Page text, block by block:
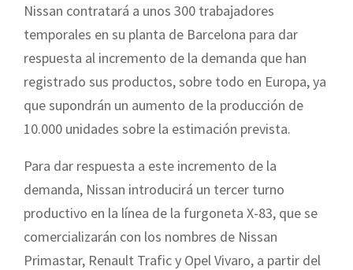
Nissan contratará a unos 300 trabajadores
temporales en su planta de Barcelona para dar
respuesta al incremento de la demanda que han
registrado sus productos, sobre todo en Europa, ya
que supondrán un aumento de la producción de
10.000 unidades sobre la estimación prevista.
Para dar respuesta a este incremento de la
demanda, Nissan introducirá un tercer turno
productivo en la línea de la furgoneta X-83, que se
comercializarán con los nombres de Nissan
Primastar, Renault Trafic y Opel Vivaro, a partir del